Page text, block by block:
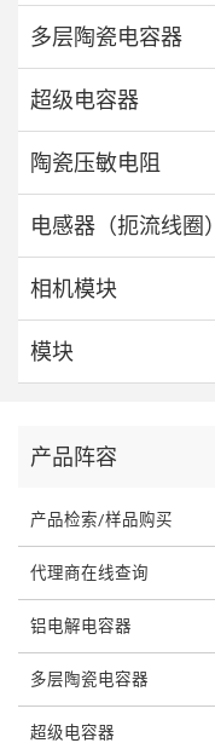
多层陶瓷电容器
超级电容器
陶瓷压敏电阻
电感器（扼流线圈）
相机模块
模块
产品阵容
产品检索/样品购买
代理商在线查询
铝电解电容器
多层陶瓷电容器
超级电容器